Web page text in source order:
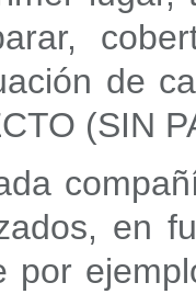
de
(SIN
en
por